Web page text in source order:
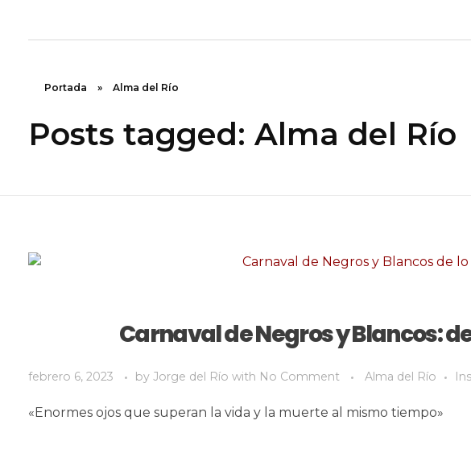
Rugidos Disidentes
Bogotá - Colombia | ISSN 2619-5569
Portada » Alma del Río
Posts tagged: Alma del Río
Carnaval de Negros y Blancos:
febrero 6, 2023 by Jorge del Río with No Comment Alma del Río
«Enormes ojos que superan la vida y la muerte al mismo tiempo»